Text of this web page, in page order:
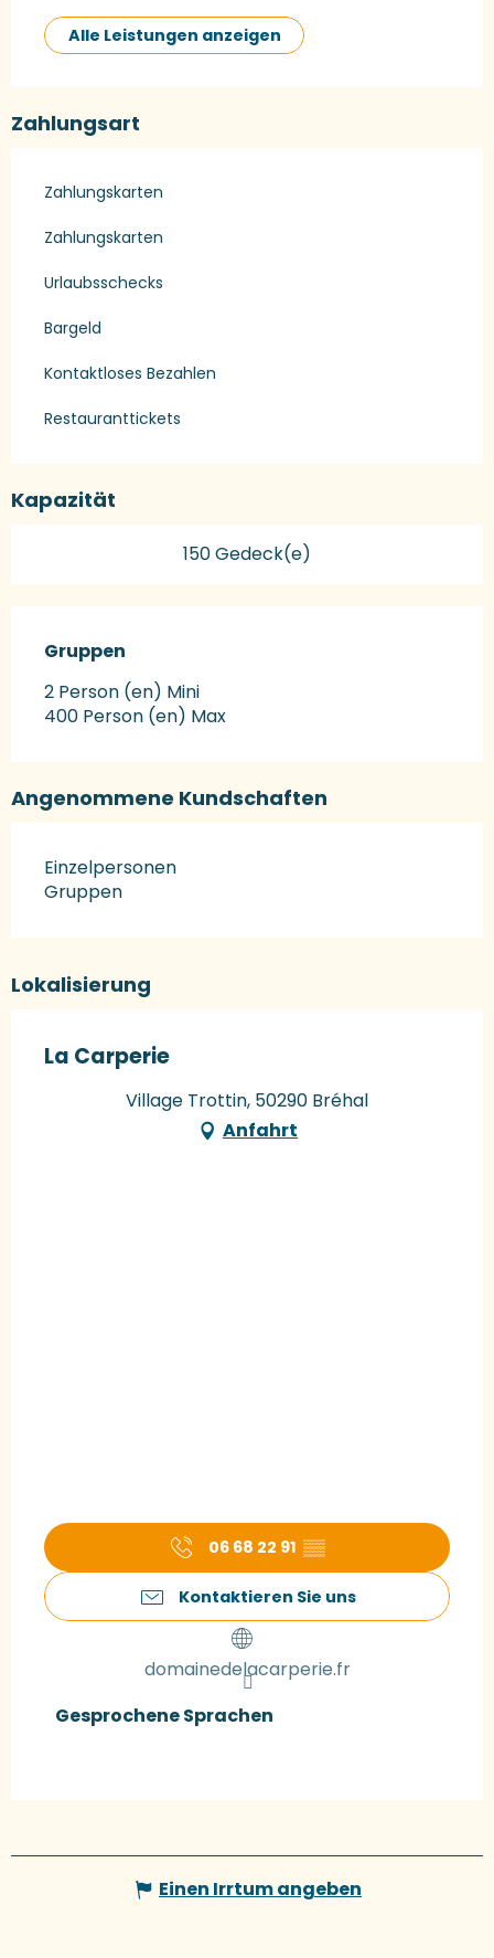
Alle Leistungen anzeigen
Zahlungsart
Zahlungskarten
Zahlungskarten
Urlaubsschecks
Bargeld
Kontaktloses Bezahlen
Restauranttickets
Kapazität
150 Gedeck(e)
Gruppen
Gruppen
2 Person (en) Mini
400 Person (en) Max
Angenommene Kundschaften
Einzelpersonen
Gruppen
Lokalisierung
La Carperie
Village Trottin, 50290 Bréhal
Anfahrt
06 68 22 91 ▒▒
Kontaktieren Sie uns
domainedelacarperie.fr
Gesprochene Sprachen
Gesprochene Sprachen
Einen Irrtum angeben